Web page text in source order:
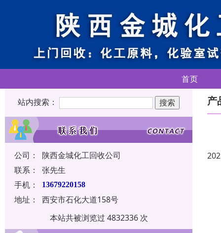
首页
站内搜索：
公司：
陕西金城化工回收公司
联系：
张先生
手机：
13679220158
地址：
西安市石化大道158号
本站共被浏览过 4832336 次
产